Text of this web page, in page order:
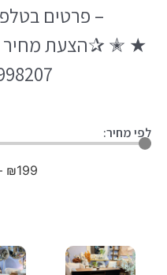
– פרטים
✭ ★
לפי מחיר:
₪199